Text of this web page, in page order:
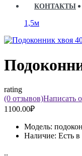
КОНТАКТЫ
1,5м
rating
(0 отзывов)Написать
1100.00₽
Модель:
Наличие: Есть
..